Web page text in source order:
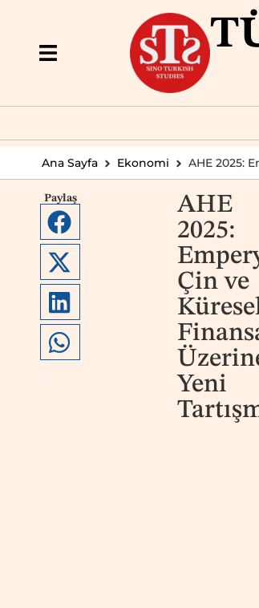
Ana Sayfa Ekonomi AHE 2025:
Paylaş
AHE
2025:
Çin ve
Yeni